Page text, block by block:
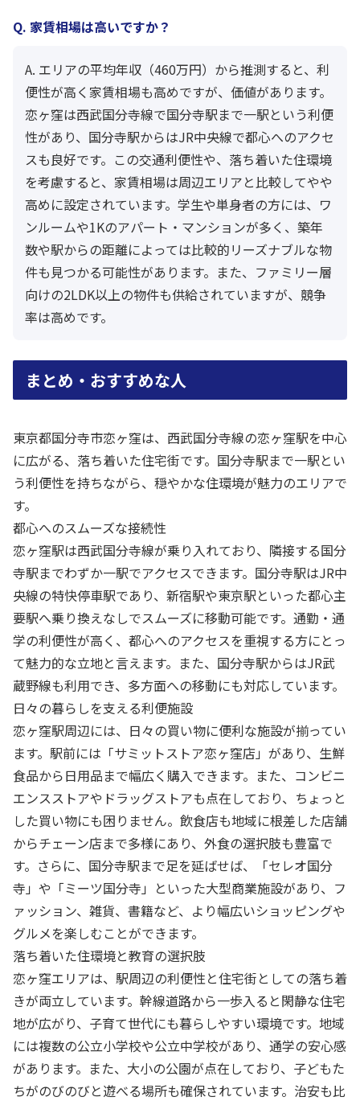
Q. 家賃相場は高いですか？
A. エリアの平均年収（460万円）から推測すると、利
便性が高く家賃相場も高めですが、価値があります。
恋ヶ窪は西武国分寺線で国分寺駅まで一駅という利便
性があり、国分寺駅からはJR中央線で都心へのアクセ
スも良好です。この交通利便性や、落ち着いた住環境
を考慮すると、家賃相場は周辺エリアと比較してやや
高めに設定されています。学生や単身者の方には、ワ
ンルームや1Kのアパート・マンションが多く、築年
数や駅からの距離によっては比較的リーズナブルな物
件も見つかる可能性があります。また、ファミリー層
向けの2LDK以上の物件も供給されていますが、競争
率は高めです。
まとめ・おすすめな人
東京都国分寺市恋ヶ窪は、西武国分寺線の恋ヶ窪駅を中心
に広がる、落ち着いた住宅街です。国分寺駅まで一駅とい
う利便性を持ちながら、穏やかな住環境が魅力のエリアで
す。
都心へのスムーズな接続性
恋ヶ窪駅は西武国分寺線が乗り入れており、隣接する国分
寺駅までわずか一駅でアクセスできます。国分寺駅はJR中
央線の特快停車駅であり、新宿駅や東京駅といった都心主
要駅へ乗り換えなしでスムーズに移動可能です。通勤・通
学の利便性が高く、都心へのアクセスを重視する方にとっ
て魅力的な立地と言えます。また、国分寺駅からはJR武
蔵野線も利用でき、多方面への移動にも対応しています。
日々の暮らしを支える利便施設
恋ヶ窪駅周辺には、日々の買い物に便利な施設が揃ってい
ます。駅前には「サミットストア恋ヶ窪店」があり、生鮮
食品から日用品まで幅広く購入できます。また、コンビニ
エンスストアやドラッグストアも点在しており、ちょっと
した買い物にも困りません。飲食店も地域に根差した店舗
からチェーン店まで多様にあり、外食の選択肢も豊富で
す。さらに、国分寺駅まで足を延ばせば、「セレオ国分
寺」や「ミーツ国分寺」といった大型商業施設があり、フ
ァッション、雑貨、書籍など、より幅広いショッピングや
グルメを楽しむことができます。
落ち着いた住環境と教育の選択肢
恋ヶ窪エリアは、駅周辺の利便性と住宅街としての落ち着
きが両立しています。幹線道路から一歩入ると閑静な住宅
地が広がり、子育て世代にも暮らしやすい環境です。地域
には複数の公立小学校や公立中学校があり、通学の安心感
があります。また、大小の公園が点在しており、子どもた
ちがのびのびと遊べる場所も確保されています。治安も比